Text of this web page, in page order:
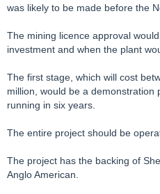
was likely to be made before the
The mining licence approval
investment and when the plant
The first stage, which will cost
million, would be a demonstration
running in six years.
The entire project should be
The project has the backing of
Anglo American.